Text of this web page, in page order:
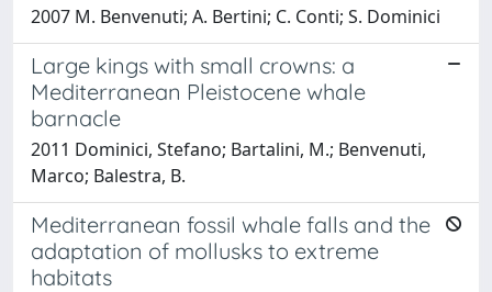
2007 M. Benvenuti; A. Bertini; C. Conti; S. Dominici
Large kings with small crowns: a
Mediterranean Pleistocene whale
barnacle
2011 Dominici, Stefano; Bartalini, M.; Benvenuti,
Marco; Balestra, B.
Mediterranean fossil whale falls and the
adaptation of mollusks to extreme
habitats